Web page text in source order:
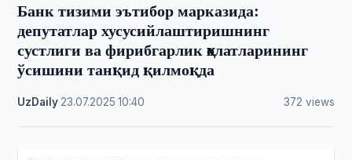
Банк тизими эътибор марказида:
депутатлар хусусийлаштиришнинг
сустлиги ва фирибгарлик ҳолатларининг
ўсишини танқид қилмоқда
UzDaily 23.07.2025 ·10:40 372 views